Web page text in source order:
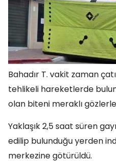
Bahadır T. vakit zaman
tehlikeli hareketlerde
olan biteni meraklı
Yaklaşık 2,5 saat süren
edilip bulunduğu yerden
merkezine götürüldü.